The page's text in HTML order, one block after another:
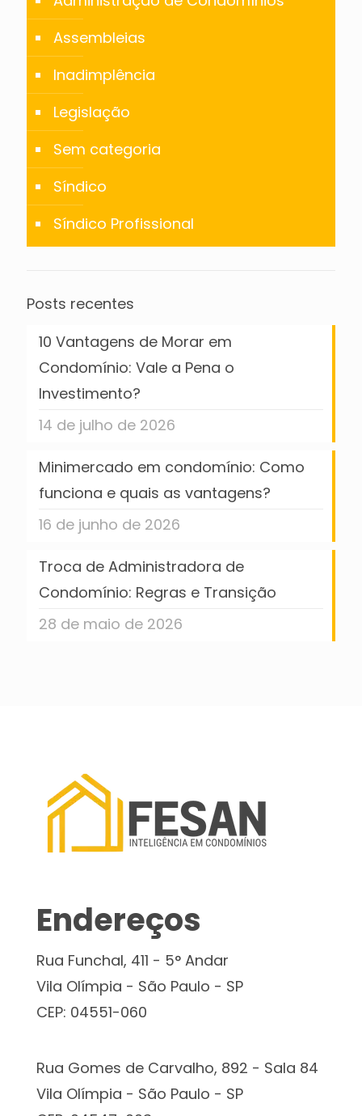
Assembleias
Inadimplência
Legislação
Sem categoria
Síndico
Síndico Profissional
Posts recentes
10 Vantagens de Morar em
Condomínio: Vale a Pena o
Investimento?
14 de julho de 2026
Minimercado em condomínio: Como
funciona e quais as vantagens?
16 de junho de 2026
Troca de Administradora de
Condomínio: Regras e Transição
28 de maio de 2026
Endereços
Rua Funchal, 411 - 5° Andar
Vila Olímpia - São Paulo - SP
CEP: 04551-060
Rua Gomes de Carvalho, 892 - Sala 84
Vila Olímpia - São Paulo - SP